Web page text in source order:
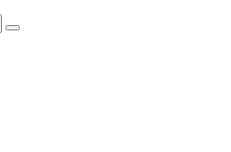
Buscar